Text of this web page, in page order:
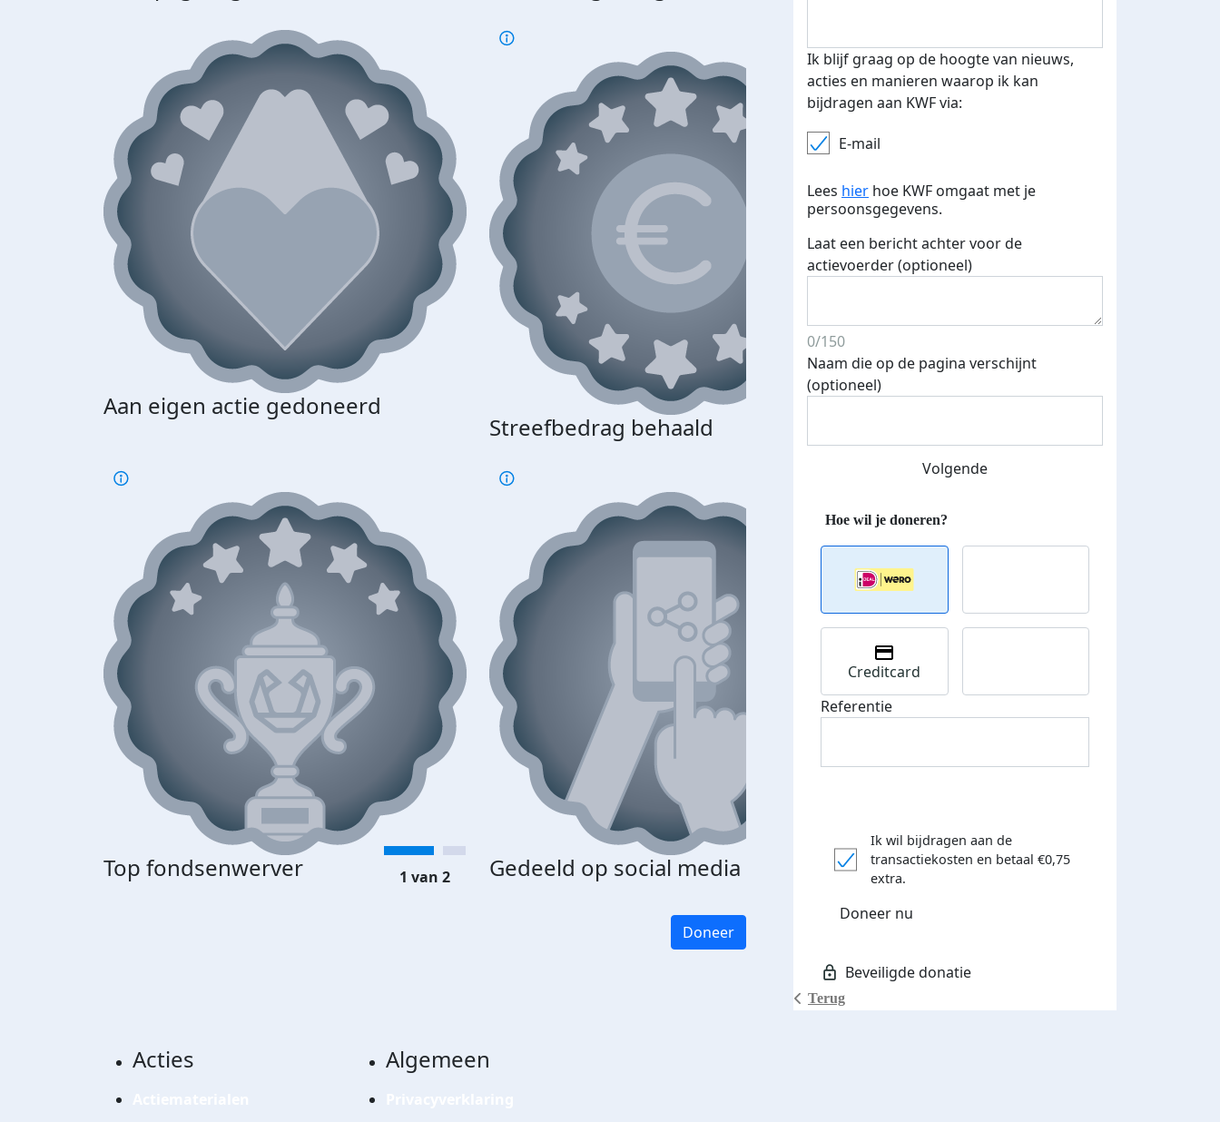
Aan eigen actie gedoneerd
Streefbedrag behaald
Top fondsenwerver Gedeeld op social media Donateurs bedankt
1 van 2
Doneer
Ik blijf graag op de hoogte van nieuws,
acties en manieren waarop ik kan
bijdragen aan KWF via:
E-mail
Lees hier hoe KWF omgaat met je
persoonsgegevens.
Laat een bericht achter voor de
actievoerder (optioneel)
0/150
Naam die op de pagina verschijnt
(optioneel)
Volgende
Terug
Creditcard
Referentie
Ik wil bijdragen aan de
transactiekosten en betaal €0,75
extra.
Doneer nu
Acties Algemeen